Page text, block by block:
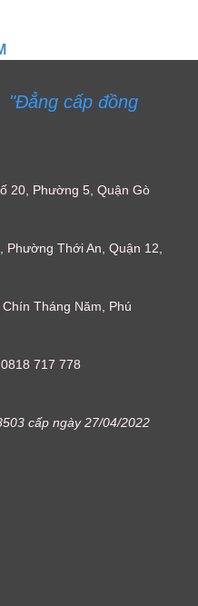
"Đẳng cấp đồng
20, Phường 5, Quận Gò
Thới An, Quận 12,
Tháng Năm, Phú
717 778
cấp ngày 27/04/2022